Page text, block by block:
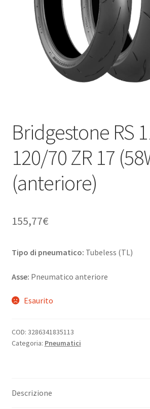
Bridgestone RS
120/70 ZR 17
(anteriore)
155,77€
Tipo di pneumatico: Tubeless (TL)
Asse: Pneumatico anteriore
Esaurito
COD: 3286341835113
Categoria: Pneumatici
Descrizione